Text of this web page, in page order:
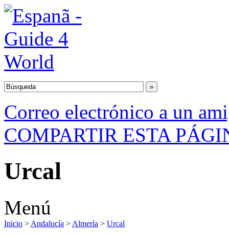
Correo electrónico a un
COMPARTIR ESTA
Urcal
Menú
Inicio > Andalucía > Almería > Urcal